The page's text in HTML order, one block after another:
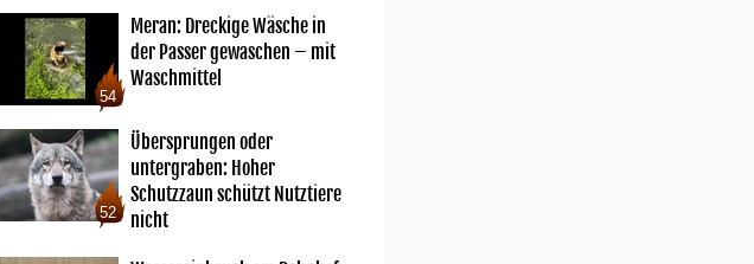
54
Meran: Dreckige Wäsche in
der Passer gewaschen – mit
Waschmittel
52
Übersprungen oder
untergraben: Hoher
Schutzzaun schützt Nutztiere
nicht